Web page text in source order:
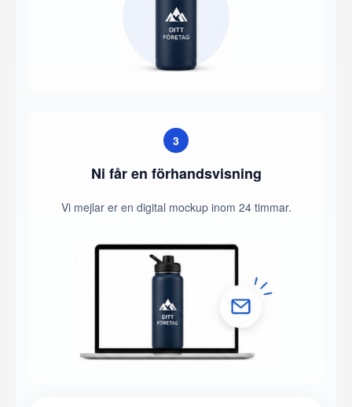
3
Ni får en förhandsvisning
Vi mejlar er en digital mockup inom 24 timmar.